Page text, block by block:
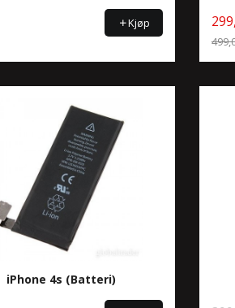
Kjøp
iPhone 4s (Batteri)